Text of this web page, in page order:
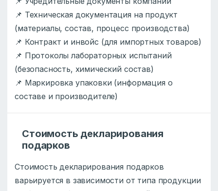
📌 Техническая документация на продукт
(материалы, состав, процесс производства)
📌 Контракт и инвойс (для импортных товаров)
📌 Протоколы лабораторных испытаний
(безопасность, химический состав)
📌 Маркировка упаковки (информация о
составе и производителе)
Стоимость декларирования
подарков
Стоимость декларирования подарков
варьируется в зависимости от типа продукции